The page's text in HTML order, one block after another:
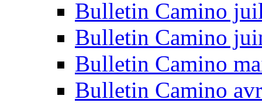
Bulletin Camino
Bulletin Camino
Bulletin Camino
Bulletin Camino